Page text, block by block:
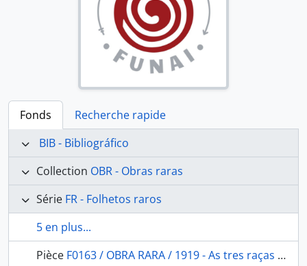
Fonds
Recherche rapide
BIB - Bibliográfico
Collection OBR - Obras raras
Série FR - Folhetos raros
5 en plus...
Pièce F0163 / OBRA RARA / 1919 - As tres raças na sociedade colonial. Contribuição social de cada uma